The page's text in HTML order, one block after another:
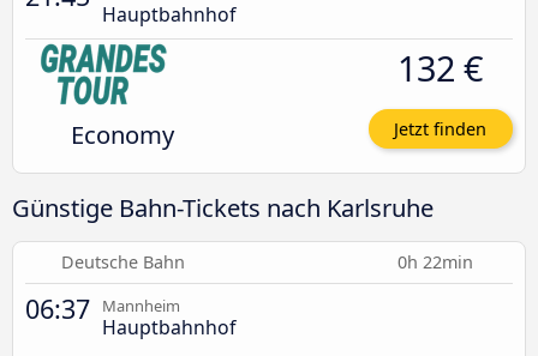
Hauptbahnhof
Economy
132 €
Jetzt finden
Günstige Bahn-Tickets nach Karlsruhe
Deutsche Bahn 0h 22min
06:37 Mannheim
Hauptbahnhof